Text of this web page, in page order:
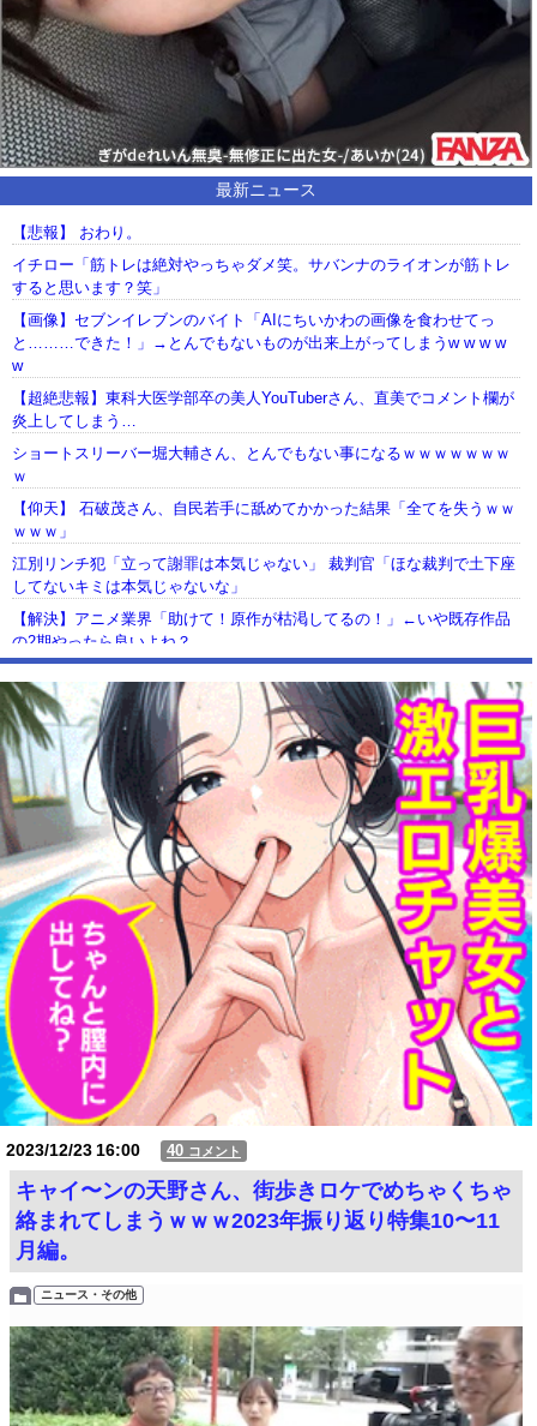
最新ニュース
【悲報】 おわり。
イチロー「筋トレは絶対やっちゃダメ笑。サバンナのライオンが筋トレ
すると思います？笑」
【画像】セブンイレブンのバイト「AIにちいかわの画像を食わせてっ
と………できた！」→とんでもないものが出来上がってしまうw w w w
w
【超絶悲報】東科大医学部卒の美人YouTuberさん、直美でコメント欄が
炎上してしまう…
ショートスリーバー堀大輔さん、とんでもない事になるｗｗｗｗｗｗｗ
ｗ
【仰天】 石破茂さん、自民若手に舐めてかかった結果「全てを失うｗｗ
ｗｗｗ」
江別リンチ犯「立って謝罪は本気じゃない」 裁判官「ほな裁判で土下座
してないキミは本気じゃないな」
【解決】アニメ業界「助けて！原作が枯渇してるの！」←いや既存作品
の2期やったら良いよね？
してないキミは本気じゃないな」
【動画】USJの禁止エリアに子どもたちが続々乱入 → スタッフが注意し
ても止まらない事態に
Powered by livedoor 相互RSS
2023/12/2316:00 40 コメント
キャイ〜ンの天野さん、街歩きロケでめちゃくちゃ
絡まれてしまうｗｗｗ2023年振り返り特集10〜11
月編。
ニュース・その他